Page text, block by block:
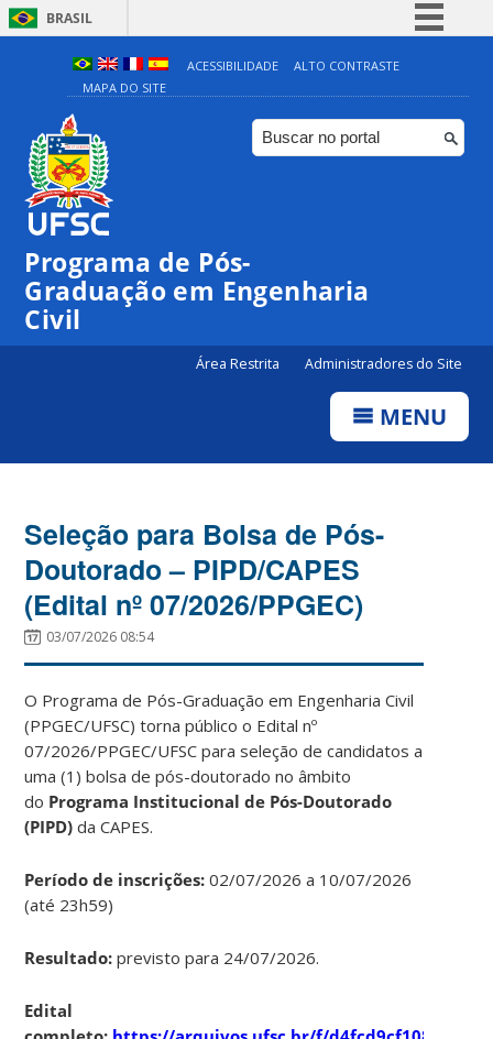
BRASIL
Simplifique!
Comunica BR
Participe
ACESSIBILIDADE
ALTO CONTRASTE
MAPA DO SITE
Programa de Pós-
Graduação em Engenharia
Civil
Área Restrita Administradores do Site
MENU
Seleção para Bolsa de Pós-
Doutorado – PIPD/CAPES
(Edital nº 07/2026/PPGEC)
03/07/2026 08:54
O Programa de Pós-Graduação em Engenharia Civil
(PPGEC/UFSC) torna público o Edital nº
07/2026/PPGEC/UFSC para seleção de candidatos a
uma (1) bolsa de pós-doutorado no âmbito
do Programa Institucional de Pós-Doutorado
(PIPD) da CAPES.
Período de inscrições: 02/07/2026 a 10/07/2026
(até 23h59)
Resultado: previsto para 24/07/2026.
Edital